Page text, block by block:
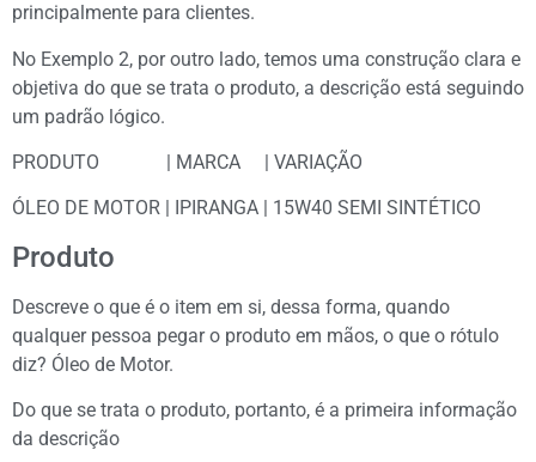
principalmente para clientes.
No Exemplo 2, por outro lado, temos uma construção clara e
objetiva do que se trata o produto, a descrição está seguindo
um padrão lógico.
PRODUTO | MARCA | VARIAÇÃO
ÓLEO DE MOTOR | IPIRANGA | 15W40 SEMI SINTÉTICO
Produto
Descreve o que é o item em si, dessa forma, quando
qualquer pessoa pegar o produto em mãos, o que o rótulo
diz? Óleo de Motor.
Do que se trata o produto, portanto, é a primeira informação
da descrição